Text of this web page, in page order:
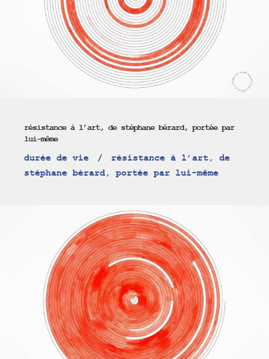
résistance à l’art, de stéphane bérard, portée par
lui-même
durée de vie
résistance à l’art, de
stéphane bérard, portée par lui-même